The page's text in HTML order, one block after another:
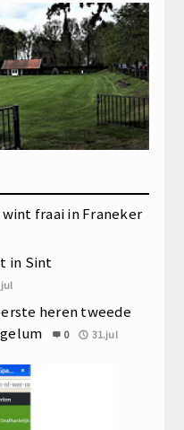
fraai in Franeker
in Sint
heren tweede
0 31.jul